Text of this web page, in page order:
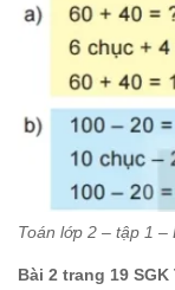
Toán lớp 2 – tập 1 –
Bài 2 trang 19